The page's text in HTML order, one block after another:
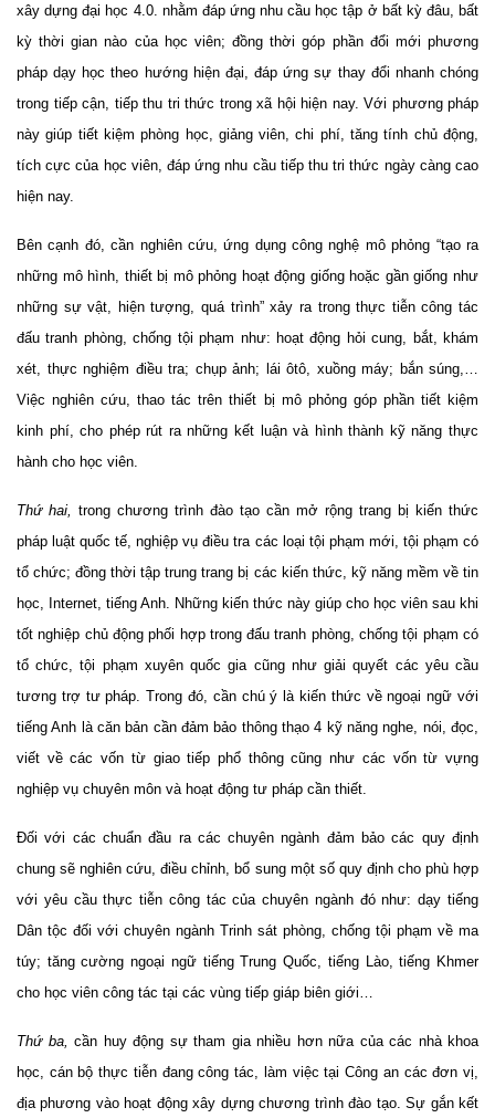
xây dựng đại học 4.0. nhằm đáp ứng nhu cầu học tập ở bất kỳ đâu, bất
kỳ thời gian nào của học viên; đồng thời góp phần đổi mới phương
pháp dạy học theo hướng hiện đại, đáp ứng sự thay đổi nhanh chóng
trong tiếp cận, tiếp thu tri thức trong xã hội hiện nay. Với phương pháp
này giúp tiết kiệm phòng học, giảng viên, chi phí, tăng tính chủ động,
tích cực của học viên, đáp ứng nhu cầu tiếp thu tri thức ngày càng cao
hiện nay.
Bên cạnh đó, cần nghiên cứu, ứng dụng công nghệ mô phỏng “tạo ra
những mô hình, thiết bị mô phỏng hoạt động giống hoặc gần giống như
những sự vật, hiện tượng, quá trình” xảy ra trong thực tiễn công tác
đấu tranh phòng, chống tội phạm như: hoạt động hỏi cung, bắt, khám
xét, thực nghiệm điều tra; chụp ảnh; lái ôtô, xuồng máy; bắn súng,…
Việc nghiên cứu, thao tác trên thiết bị mô phỏng góp phần tiết kiệm
kinh phí, cho phép rút ra những kết luận và hình thành kỹ năng thực
hành cho học viên.
Thứ hai,
trong chương trình đào tạo cần mở rộng trang bị kiến thức
pháp luật quốc tế, nghiệp vụ điều tra các loại tội phạm mới, tội phạm có
tổ chức; đồng thời tập trung trang bị các kiến thức, kỹ năng mềm về tin
học, Internet, tiếng Anh. Những kiến thức này giúp cho học viên sau khi
tốt nghiệp chủ động phối hợp trong đấu tranh phòng, chống tội phạm có
tổ chức, tội phạm xuyên quốc gia cũng như giải quyết các yêu cầu
tương trợ tư pháp. Trong đó, cần chú ý là kiến thức về ngoại ngữ với
tiếng Anh là căn bản cần đảm bảo thông thạo 4 kỹ năng nghe, nói, đọc,
viết về các vốn từ giao tiếp phổ thông cũng như các vốn từ vựng
nghiệp vụ chuyên môn và hoạt động tư pháp cần thiết.
Đối với các chuẩn đầu ra các chuyên ngành đảm bảo các quy định
chung sẽ nghiên cứu, điều chỉnh, bổ sung một số quy định cho phù hợp
với yêu cầu thực tiễn công tác của chuyên ngành đó như: dạy tiếng
Dân tộc đối với chuyên ngành Trinh sát phòng, chống tội phạm về ma
túy; tăng cường ngoại ngữ tiếng Trung Quốc, tiếng Lào, tiếng Khmer
cho học viên công tác tại các vùng tiếp giáp biên giới…
Thứ ba, cần huy động sự tham gia nhiều hơn nữa của các nhà khoa
học, cán bộ thực tiễn đang công tác, làm việc tại Công an các đơn vị,
địa phương vào hoạt động xây dựng chương trình đào tạo. Sự gắn kết